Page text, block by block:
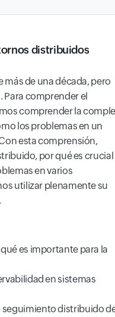
distribuidos
más de una década, pero
Para comprender el
comprender la
los problemas en un
esta comprensión,
por qué es crucial
en varios
utilizar plenamente su
es importante para la
en sistemas
seguimiento distribuido